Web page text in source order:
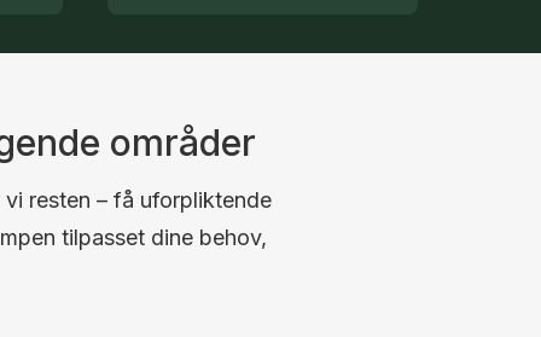
områder
resten – få uforpliktende
tilpasset dine behov,